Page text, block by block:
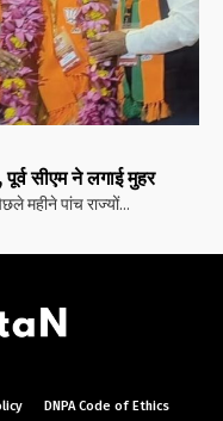
सीएम ने लगाई मुहर
पांच राज्यों...
DNPA Code of Ethics